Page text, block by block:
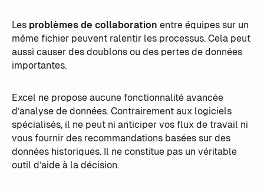
Les problèmes de collaboration entre équipes sur un
même fichier peuvent ralentir les processus. Cela peut
aussi causer des doublons ou des pertes de données
importantes.
Excel ne propose aucune fonctionnalité avancée
d’analyse de données. Contrairement aux logiciels
spécialisés, il ne peut ni anticiper vos flux de travail ni
vous fournir des recommandations basées sur des
données historiques. Il ne constitue pas un véritable
outil d’aide à la décision.